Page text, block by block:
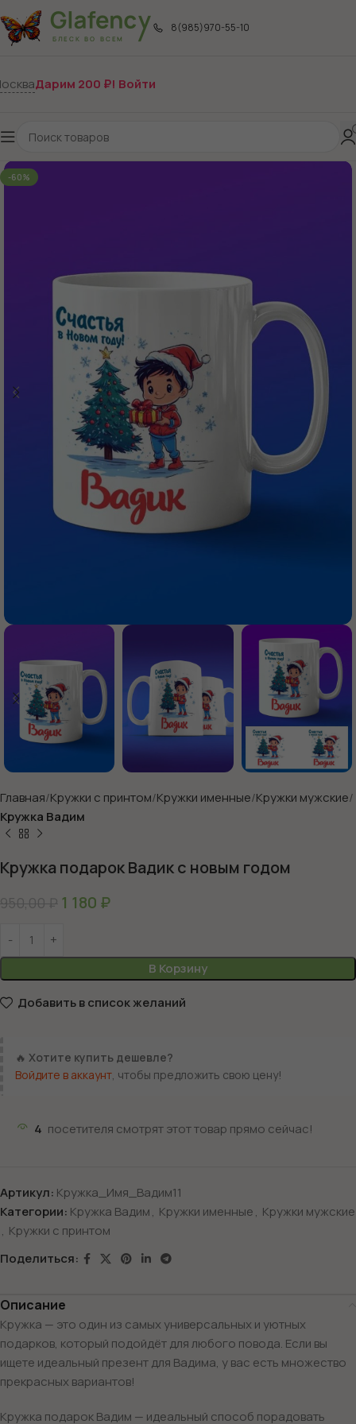
8(985)970-55-10
Дарим 200 ₽! Войти
-60%
Главная Кружки с принтом Кружки именные Кружки мужские
Кружка Вадим
Кружка подарок Вадик с новым годом
950,00₽ 1 180 ₽
В Корзину
Добавить в список желаний
🔥 Хотите купить дешевле?
Войдите в аккаунт , чтобы предложить свою цену!
4 посетителя смотрят этот товар прямо сейчас!
Артикул: Кружка_Имя_Вадим11
Категории: Кружка Вадим, Кружки именные, Кружки мужские
, Кружки с принтом
Поделиться:
Описание
Кружка — это один из самых универсальных и уютных
подарков, который подойдёт для любого повода. Если вы
ищете идеальный презент для Вадима, у вас есть множество
прекрасных вариантов!
Кружка подарок Вадим — идеальный способ порадовать